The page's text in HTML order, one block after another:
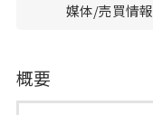
媒体/売買情報
概要